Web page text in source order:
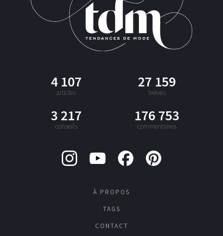
4 107
articles
27 159
brèves
3 217
conseils
176 753
commentaires
À PROPOS
TAGS
CONTACT